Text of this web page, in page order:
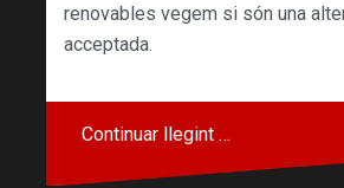
renovables vegem si són una
acceptada.
Continuar llegint …